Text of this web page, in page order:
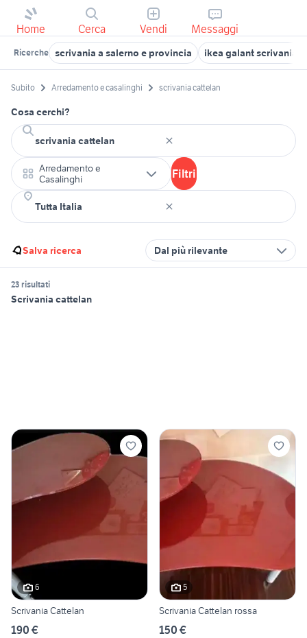
Home Cerca Vendi Messaggi
Ricerche scrivania a salerno e provincia ikea galant scrivania
Subito Arredamento e casalinghi scrivania cattelan
Cosa cerchi?
Arredamento e
Casalinghi
Filtri
Salva ricerca Dal più rilevante
23 risultati
Scrivania cattelan
6
Scrivania Cattelan
190 €
5
Scrivania Cattelan rossa
150 €